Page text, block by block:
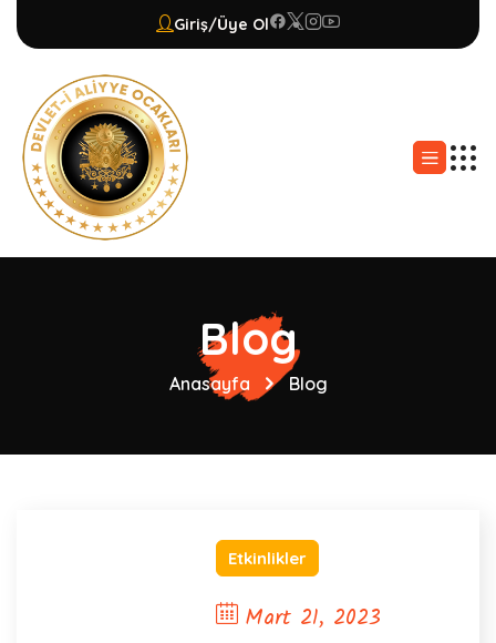
Giriş/Üye Ol
Blog
Anasayfa Blog
Etkinlikler
Mart 21, 2023